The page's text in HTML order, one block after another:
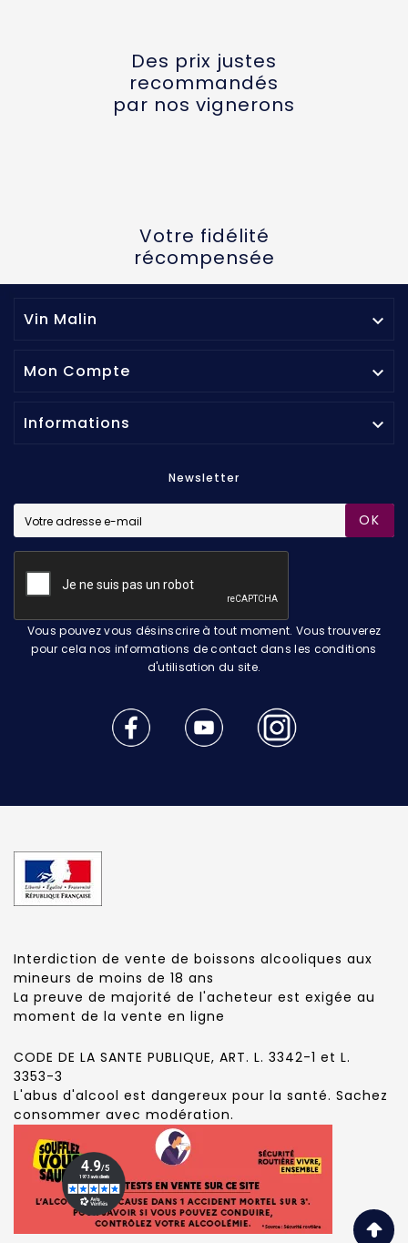
Des prix justes
recommandés
par nos vignerons
Votre fidélité
récompensée
Vin Malin 
Mon Compte 
Informations 
Newsletter
OK
Vous pouvez vous désinscrire à tout moment. Vous trouverez
pour cela nos informations de contact dans les conditions
d'utilisation du site.
Interdiction de vente de boissons alcooliques aux
mineurs de moins de 18 ans
La preuve de majorité de l'acheteur est exigée au
moment de la vente en ligne
CODE DE LA SANTE PUBLIQUE, ART. L. 3342-1 et L.
3353-3
L'abus d'alcool est dangereux pour la santé. Sachez
consommer avec modération.